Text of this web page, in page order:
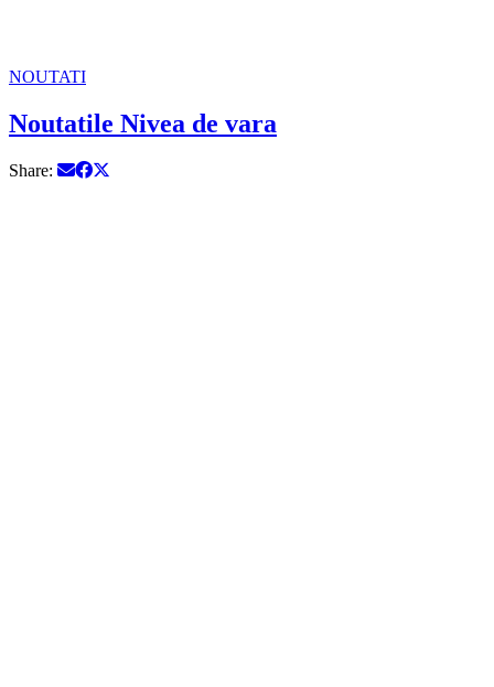
NOUTATI
Noutatile Nivea de vara
Share: